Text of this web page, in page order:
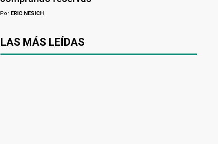
Por ERIC NESICH
LAS MÁS LEÍDAS